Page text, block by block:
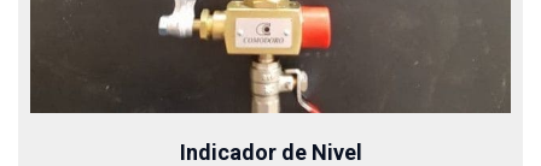
Indicador de Nivel